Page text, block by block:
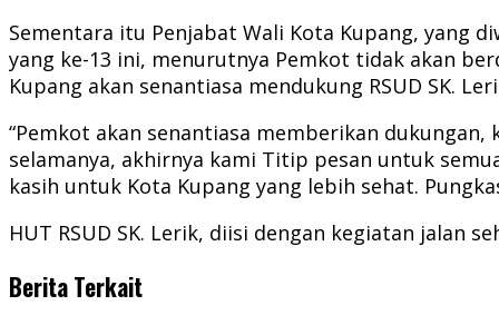
Sementara itu Penjabat Wali Kota Kupang, yang
yang ke-13 ini, menurutnya Pemkot tidak akan
Kupang akan senantiasa mendukung RSUD SK.
“Pemkot akan senantiasa memberikan
selamanya, akhirnya kami Titip pesan untuk
kasih untuk Kota Kupang yang lebih sehat.
HUT RSUD SK. Lerik, diisi dengan kegiatan jalan
Berita Terkait